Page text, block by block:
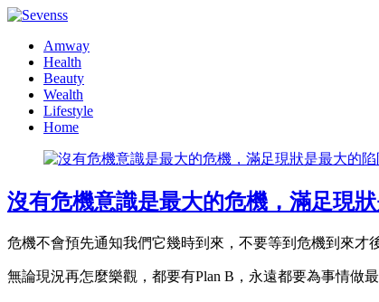
Amway
Health
Beauty
Wealth
Lifestyle
Home
沒有危機意識是最大的危機，滿足現
危機不會預先通知我們它幾時到來，不要等到危機到來才
無論現況再怎麼樂觀，都要有Plan B，永遠都要為事情做